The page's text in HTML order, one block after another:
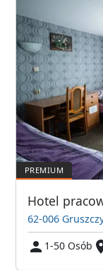
62-006
1-50 Osób